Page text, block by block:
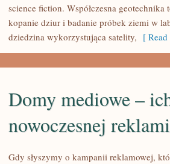
OBLICZU
science fiction. Współczesna
kopanie dziur i badanie próbek ziemi w
dziedzina wykorzystująca satelity, [
Domy mediowe –
nowoczesnej
Gdy słyszymy o kampanii reklamowej,